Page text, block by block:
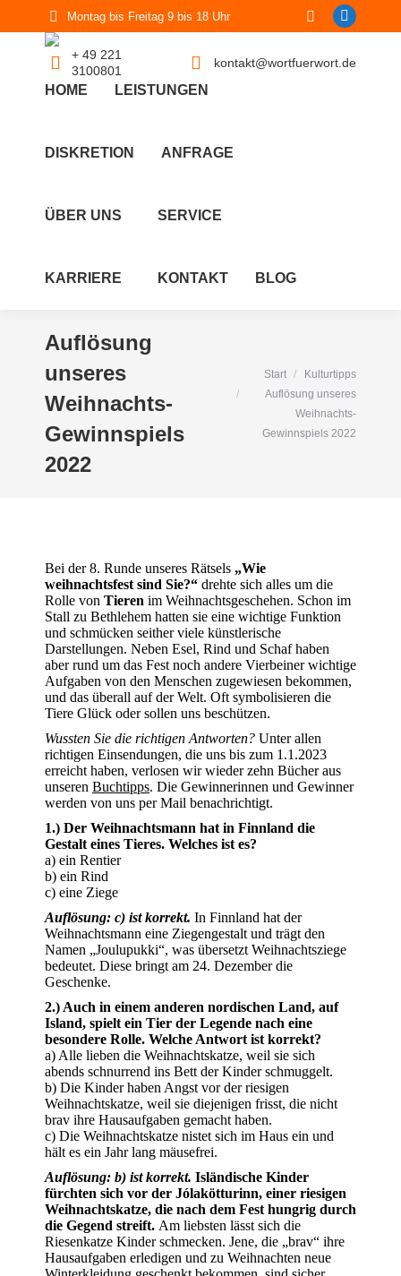
Montag bis Freitag 9 bis 18 Uhr Search:
Linkedin
+ 49 221
3100801
kontakt@wortfuerwort.de
HOME LEISTUNGEN
DISKRETION ANFRAGE
ÜBER UNS SERVICE
KARRIERE KONTAKT BLOG
Auflösung
unseres
Weihnachts-
Gewinnspiels
2022
Sie befinden sich hier:
Start
Kulturtipps
Auflösung unseres
Weihnachts-
Gewinnspiels 2022
Bei der 8. Runde unseres Rätsels „Wie
weihnachtsfest sind Sie?“ drehte sich alles um die
Rolle von Tieren im Weihnachtsgeschehen. Schon im
Stall zu Bethlehem hatten sie eine wichtige Funktion
und schmücken seither viele künstlerische
Darstellungen. Neben Esel, Rind und Schaf haben
aber rund um das Fest noch andere Vierbeiner wichtige
Aufgaben von den Menschen zugewiesen bekommen,
und das überall auf der Welt. Oft symbolisieren die
Tiere Glück oder sollen uns beschützen.
Wussten Sie die richtigen Antworten? Unter allen
richtigen Einsendungen, die uns bis zum 1.1.2023
erreicht haben, verlosen wir wieder zehn Bücher aus
unseren Buchtipps. Die Gewinnerinnen und Gewinner
werden von uns per Mail benachrichtigt.
1.) Der Weihnachtsmann hat in Finnland die
Gestalt eines Tieres. Welches ist es?
a) ein Rentier
b) ein Rind
c) eine Ziege
Auflösung: c) ist korrekt. In Finnland hat der
Weihnachtsmann eine Ziegengestalt und trägt den
Namen „Joulupukki“, was übersetzt Weihnachtsziege
bedeutet. Diese bringt am 24. Dezember die
Geschenke.
2.) Auch in einem anderen nordischen Land, auf
Island, spielt ein Tier der Legende nach eine
besondere Rolle. Welche Antwort ist korrekt?
a) Alle lieben die Weihnachtskatze, weil sie sich
abends schnurrend ins Bett der Kinder schmuggelt.
b) Die Kinder haben Angst vor der riesigen
Weihnachtskatze, weil sie diejenigen frisst, die nicht
brav ihre Hausaufgaben gemacht haben.
c) Die Weihnachtskatze nistet sich im Haus ein und
hält es ein Jahr lang mäusefrei.
Auflösung: b) ist korrekt. Isländische Kinder
fürchten sich vor der Jólakötturinn, einer riesigen
Weihnachtskatze, die nach dem Fest hungrig durch
die Gegend streift. Am liebsten lässt sich die
Riesenkatze Kinder schmecken. Jene, die „brav“ ihre
Hausaufgaben erledigen und zu Weihnachten neue